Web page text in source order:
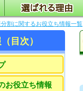
割に関するお役立ち情報一覧
目次）
お役立ち情報